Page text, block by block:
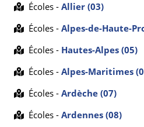
Écoles - Allier (03)
Écoles - Alpes-de-Haute-
Écoles - Hautes-Alpes (05)
Écoles - Alpes-Maritimes
Écoles - Ardèche (07)
Écoles - Ardennes (08)